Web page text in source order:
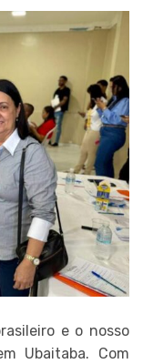
e o nosso
Ubaitaba. Com